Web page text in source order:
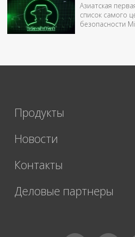
Азиатская
список самого
безопасности
Продукты
Новости
Контакты
Деловые партнеры